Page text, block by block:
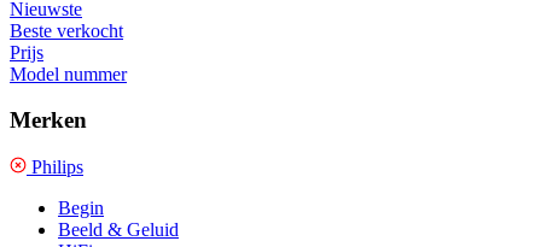
Nieuwste
Beste verkocht
Prijs
Model nummer
Merken
Philips
Begin
Beeld & Geluid